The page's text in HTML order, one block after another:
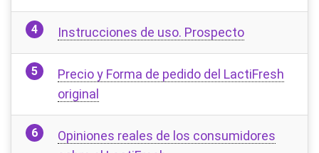
Instrucciones de uso. Prospecto
Precio y Forma de pedido del LactiFresh
original
Opiniones reales de los consumidores